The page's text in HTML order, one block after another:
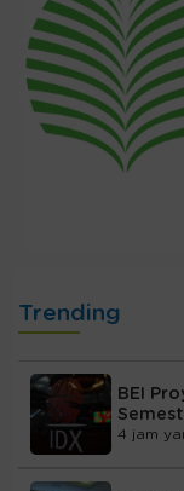
Trending
BEI
4 jam